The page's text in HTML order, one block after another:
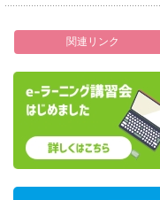
関連リンク